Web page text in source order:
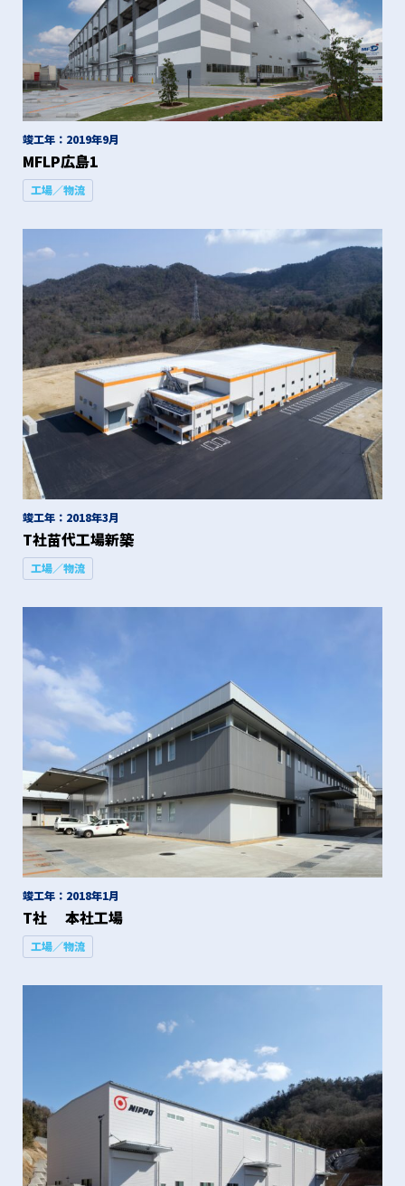
竣工年：2019年9月
MFLP広島1
工場／物流
竣工年：2018年3月
T社苗代工場新築
工場／物流
竣工年：2018年1月
T社 本社工場
工場／物流